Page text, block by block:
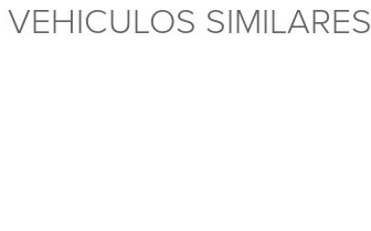
VEHICULOS SIMILARES